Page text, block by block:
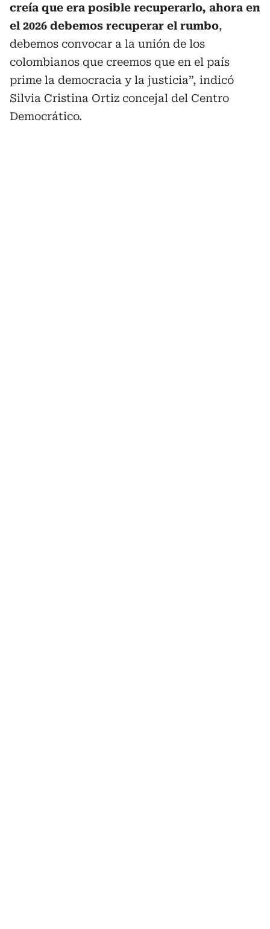
creía que era posible recuperarlo, ahora en
el 2026 debemos recuperar el rumbo,
debemos convocar a la unión de los
colombianos que creemos que en el país
prime la democracia y la justicia”, indicó
Silvia Cristina Ortiz concejal del Centro
Democrático.